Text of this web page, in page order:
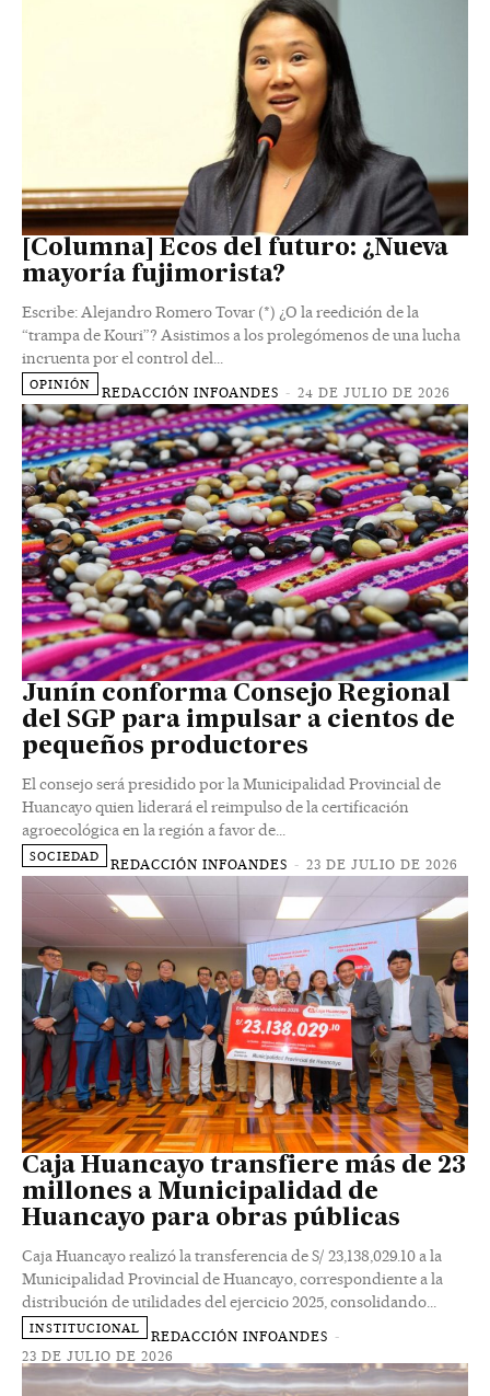
[Columna] Ecos del futuro: ¿Nueva
mayoría fujimorista?
Escribe: Alejandro Romero Tovar (*) ¿O la reedición de la
“trampa de Kouri”? Asistimos a los prolegómenos de una lucha
incruenta por el control del...
OPINIÓN REDACCIÓN INFOANDES - 24 DE JULIO DE 2026
Junín conforma Consejo Regional
del SGP para impulsar a cientos de
pequeños productores
El consejo será presidido por la Municipalidad Provincial de
Huancayo quien liderará el reimpulso de la certificación
agroecológica en la región a favor de...
SOCIEDAD REDACCIÓN INFOANDES - 23 DE JULIO DE 2026
Caja Huancayo transfiere más de 23
millones a Municipalidad de
Huancayo para obras públicas
Caja Huancayo realizó la transferencia de S/ 23,138,029.10 a la
Municipalidad Provincial de Huancayo, correspondiente a la
distribución de utilidades del ejercicio 2025, consolidando...
INSTITUCIONAL REDACCIÓN INFOANDES -
23 DE JULIO DE 2026